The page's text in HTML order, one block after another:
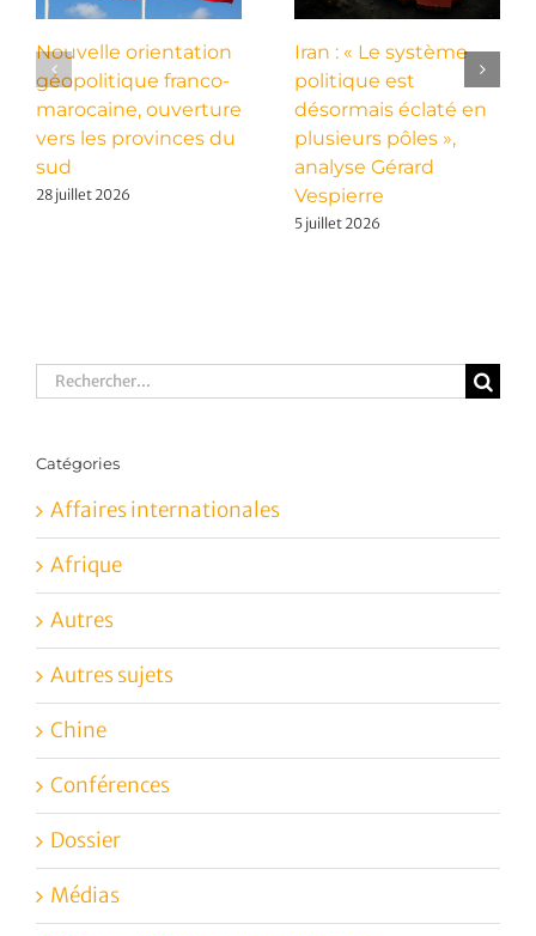
Nouvelle orientation
géopolitique franco-
marocaine, ouverture
vers les provinces du
sud
28 juillet 2026
Iran : « Le système
politique est
désormais éclaté en
plusieurs pôles »,
analyse Gérard
Vespierre
5 juillet 2026
Rechercher:
Catégories
Affaires internationales
Afrique
Autres
Autres sujets
Chine
Conférences
Dossier
Médias